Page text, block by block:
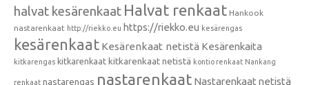
halvat kesärenkaat Halvat renkaat Hankook
nastarenkaat http://riekko.eu https://riekko.eu kesärengas
kesärenkaat Kesärenkaat netistä Kesärenkaita
kitkarengas kitkarenkaat kitkarenkaat netistä kontio renkaat Nankang
renkaat nastarengas nastarenkaat Nastarenkaat netistä